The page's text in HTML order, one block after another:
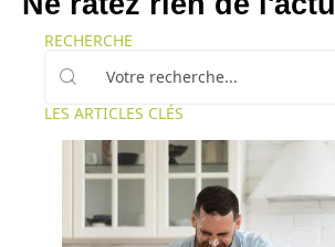
RECHERCHE
LES ARTICLES CLÉS